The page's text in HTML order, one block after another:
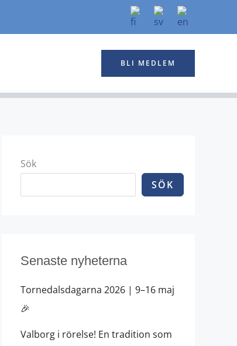
BLI MEDLEM
Sök
SÖK
Senaste nyheterna
Tornedalsdagarna 2026 | 9–16 maj
🎉
Valborg i rörelse! En tradition som